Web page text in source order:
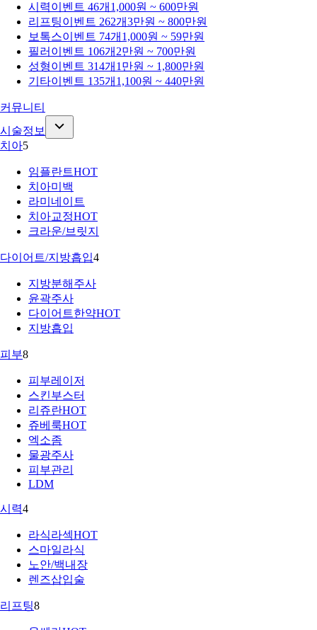
시력이벤트 46개 1,000원 ~ 600만원
리프팅이벤트 262개3만원 ~ 800만원
보톡스이벤트 74개 1,000원 ~ 59만원
필러 이벤트 106개 2만원 ~ 700만원
성형이벤트 314개 1만원 ~ 1,800만원
기타이벤트 135개 1,100원 ~ 440만원
커뮤니티
시술정보
치아5
임플란트HOT
치아미백
라미네이트
치아교정HOT
크라운/브릿지
다이어트/지방흡입4
지방분해주사
윤곽주사
다이어트한약HOT
지방흡입
피부8
피부레이저
스킨부스터
리쥬란HOT
쥬베룩HOT
엑소좀
물광주사
피부관리
LDM
시력4
라식라섹HOT
스마일라식
노안/백내장
렌즈삽입술
리프팅8